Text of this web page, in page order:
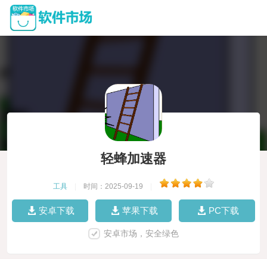
轻蜂加速器
工具 时间：2025-09-19
安卓下载 苹果下载 PC下载
安卓市场，安全绿色